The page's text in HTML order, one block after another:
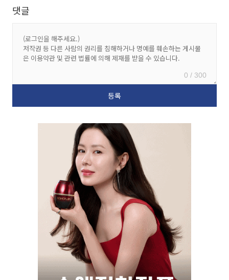
댓글
0 / 300